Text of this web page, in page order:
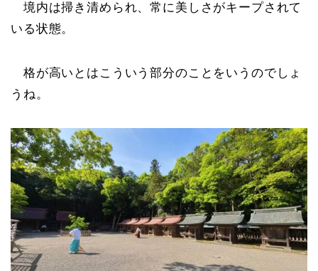
境内は掃き清められ、常に美しさがキープされて
いる状態。
格が高いとはこういう部分のことをいうのでしょ
うね。